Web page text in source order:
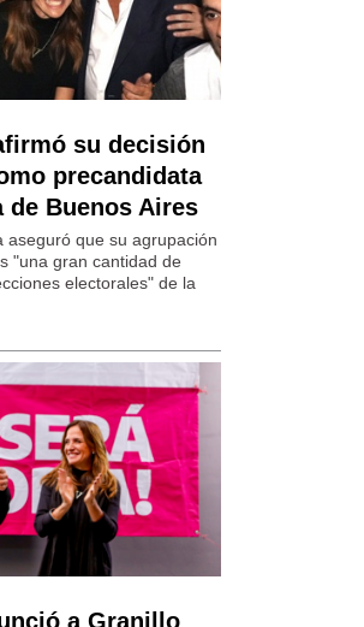
su decisión
precandidata
de Buenos Aires
aseguró que su agrupación
"una gran cantidad de
electorales" de la
a Granillo